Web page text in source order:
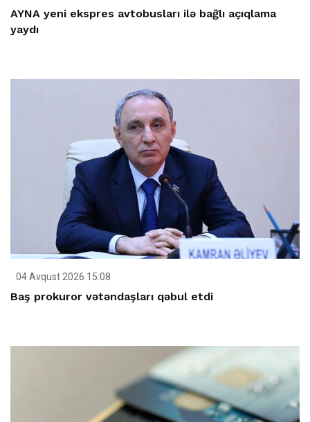
AYNA yeni ekspres avtobusları ilə bağlı açıqlama
yaydı
04 Avqust 2026 15:08
Baş prokuror vətəndaşları qəbul etdi